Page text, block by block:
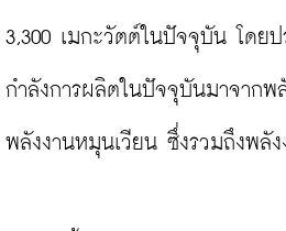
3,300 เมกะวัตต์ในปัจจุบัน โดย
กำลังการผลิตในปัจจุบันมาจากพ
พลังงานหมุนเวียน ซึ่งรวมถึงพลั